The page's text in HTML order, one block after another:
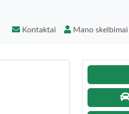
Kontaktai Mano skelbimai